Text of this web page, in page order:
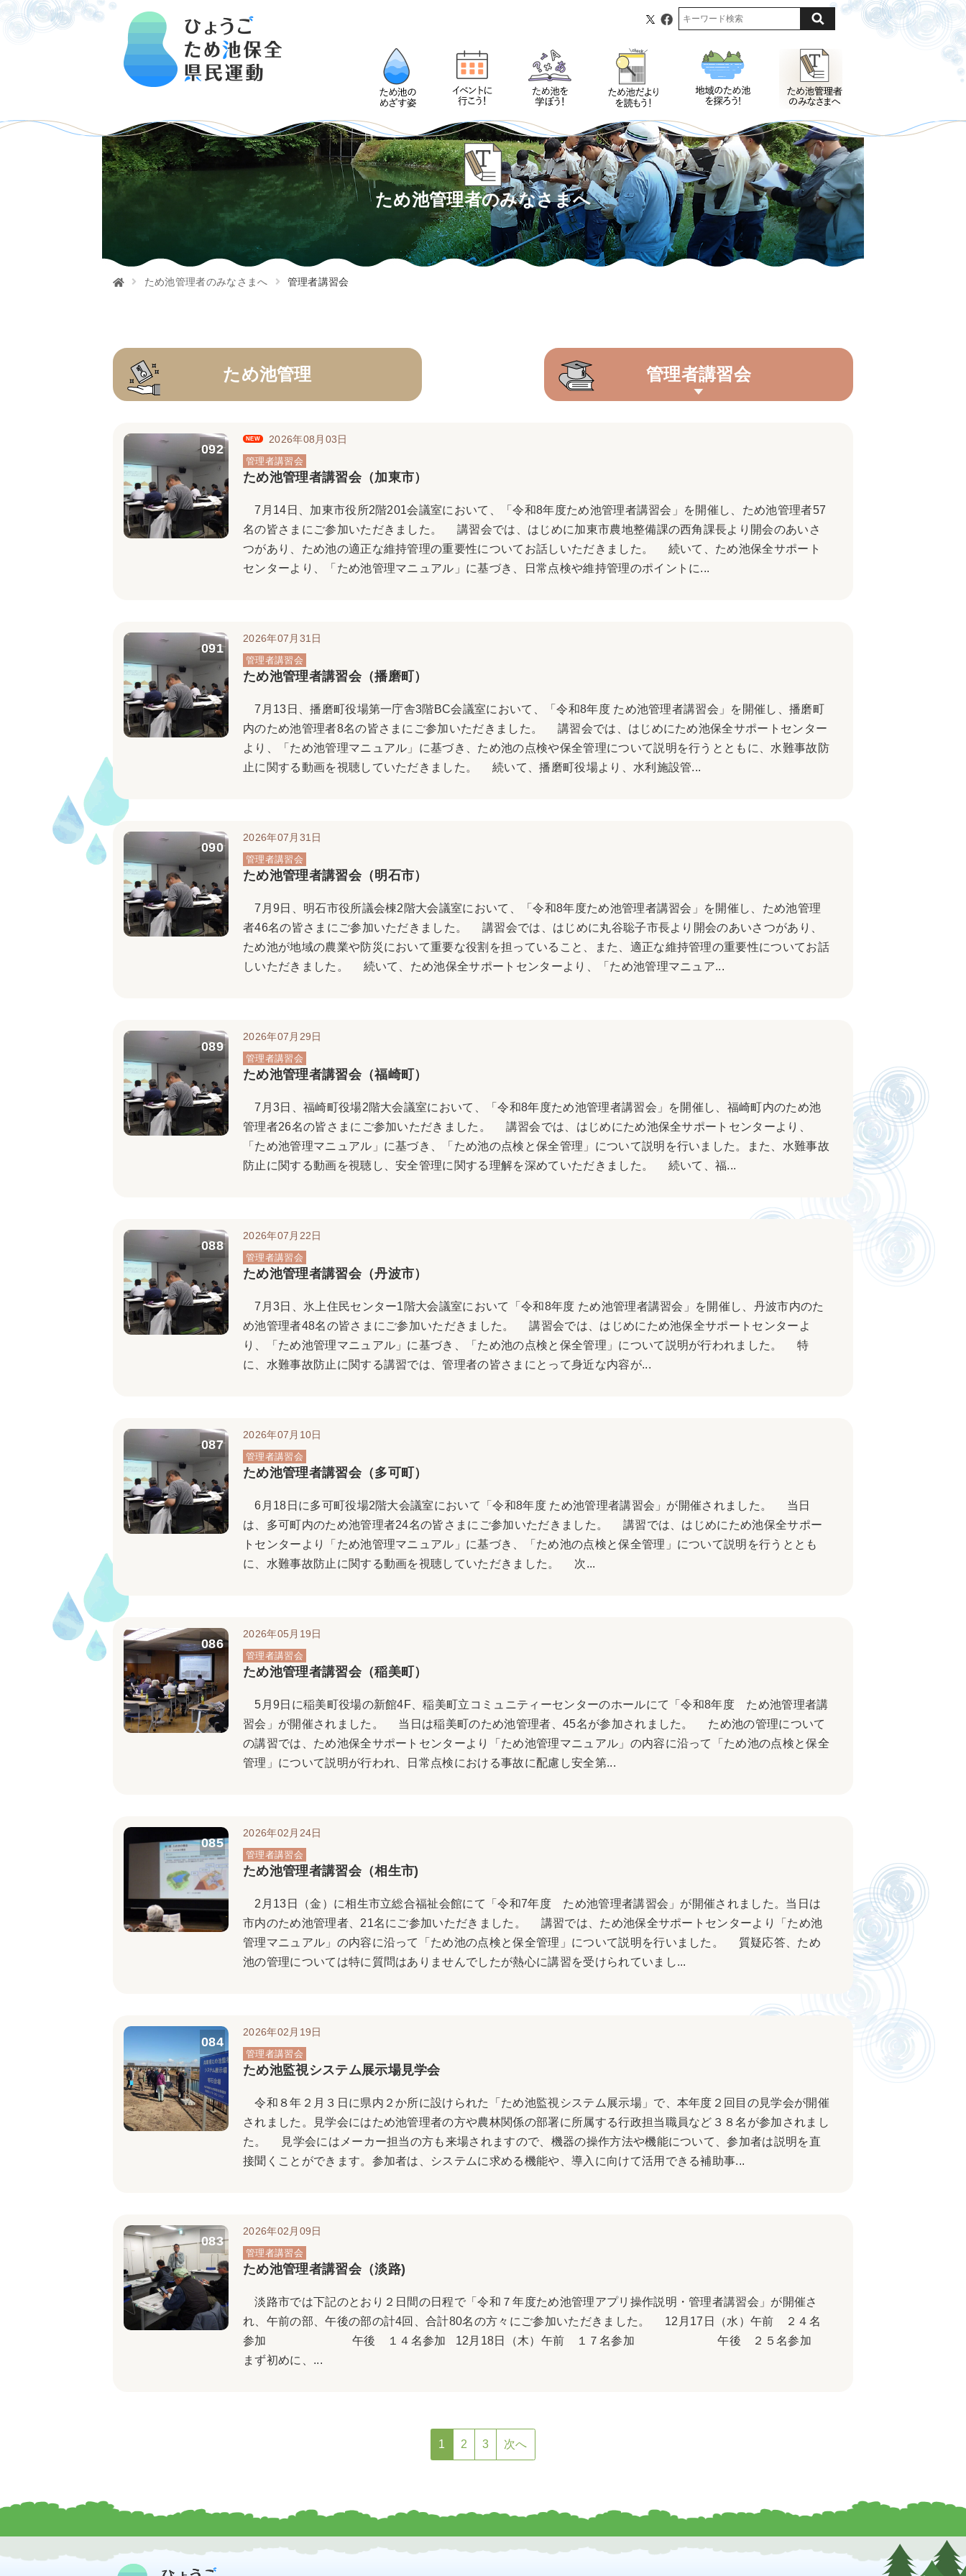
ため池管理者のみなさまへ
ため池管理者のみなさまへ 管理者講習会
ため池管理 管理者講習会
092
NEW 2026年08月03日
ため池管理者講習会（加東市）
7月14日、加東市役所2階201会議室において、「令和8年度ため池管理者講習会」を開催し、ため池管理者57
名の皆さまにご参加いただきました。 講習会では、はじめに加東市農地整備課の西角課長より開会のあいさ
つがあり、ため池の適正な維持管理の重要性についてお話しいただきました。 続いて、ため池保全サポート
センターより、「ため池管理マニュアル」に基づき、日常点検や維持管理のポイントに...
091
2026年07月31日
ため池管理者講習会（播磨町）
7月13日、播磨町役場第一庁舎3階BC会議室において、「令和8年度 ため池管理者講習会」を開催し、播磨町
内のため池管理者8名の皆さまにご参加いただきました。 講習会では、はじめにため池保全サポートセンター
より、「ため池管理マニュアル」に基づき、ため池の点検や保全管理について説明を行うとともに、水難事故防
止に関する動画を視聴していただきました。 続いて、播磨町役場より、水利施設管...
090
2026年07月31日
ため池管理者講習会（明石市）
7月9日、明石市役所議会棟2階大会議室において、「令和8年度ため池管理者講習会」を開催し、ため池管理
者46名の皆さまにご参加いただきました。 講習会では、はじめに丸谷聡子市長より開会のあいさつがあり、
ため池が地域の農業や防災において重要な役割を担っていること、また、適正な維持管理の重要性についてお話
しいただきました。 続いて、ため池保全サポートセンターより、「ため池管理マニュア...
089
2026年07月29日
ため池管理者講習会（福崎町）
7月3日、福崎町役場2階大会議室において、「令和8年度ため池管理者講習会」を開催し、福崎町内のため池
管理者26名の皆さまにご参加いただきました。 講習会では、はじめにため池保全サポートセンターより、
「ため池管理マニュアル」に基づき、「ため池の点検と保全管理」について説明を行いました。また、水難事故
防止に関する動画を視聴し、安全管理に関する理解を深めていただきました。 続いて、福...
088
2026年07月22日
ため池管理者講習会（丹波市）
7月3日、氷上住民センター1階大会議室において「令和8年度 ため池管理者講習会」を開催し、丹波市内のた
め池管理者48名の皆さまにご参加いただきました。 講習会では、はじめにため池保全サポートセンターよ
り、「ため池管理マニュアル」に基づき、「ため池の点検と保全管理」について説明が行われました。 特
に、水難事故防止に関する講習では、管理者の皆さまにとって身近な内容が...
087
2026年07月10日
ため池管理者講習会（多可町）
6月18日に多可町役場2階大会議室において「令和8年度 ため池管理者講習会」が開催されました。 当日
は、多可町内のため池管理者24名の皆さまにご参加いただきました。 講習では、はじめにため池保全サポー
トセンターより「ため池管理マニュアル」に基づき、「ため池の点検と保全管理」について説明を行うととも
に、水難事故防止に関する動画を視聴していただきました。 次...
086
2026年05月19日
ため池管理者講習会（稲美町）
5月9日に稲美町役場の新館4F、稲美町立コミュニティーセンターのホールにて「令和8年度 ため池管理者講
習会」が開催されました。 当日は稲美町のため池管理者、45名が参加されました。 ため池の管理について
の講習では、ため池保全サポートセンターより「ため池管理マニュアル」の内容に沿って「ため池の点検と保全
管理」について説明が行われ、日常点検における事故に配慮し安全第...
085
2026年02月24日
ため池管理者講習会（相生市)
2月13日（金）に相生市立総合福祉会館にて「令和7年度 ため池管理者講習会」が開催されました。当日は
市内のため池管理者、21名にご参加いただきました。 講習では、ため池保全サポートセンターより「ため池
管理マニュアル」の内容に沿って「ため池の点検と保全管理」について説明を行いました。 質疑応答、ため
池の管理については特に質問はありませんでしたが熱心に講習を受けられていまし...
084
2026年02月19日
ため池監視システム展示場見学会
令和８年２月３日に県内２か所に設けられた「ため池監視システム展示場」で、本年度２回目の見学会が開催
されました。見学会にはため池管理者の方や農林関係の部署に所属する行政担当職員など３８名が参加されまし
た。 見学会にはメーカー担当の方も来場されますので、機器の操作方法や機能について、参加者は説明を直
接聞くことができます。参加者は、システムに求める機能や、導入に向けて活用できる補助事...
083
2026年02月09日
ため池管理者講習会（淡路)
淡路市では下記のとおり２日間の日程で「令和７年度ため池管理アプリ操作説明・管理者講習会」が開催さ
れ、午前の部、午後の部の計4回、合計80名の方々にご参加いただきました。 12月17日（水）午前 ２４名
参加 午後 １４名参加 12月18日（木）午前 １７名参加 午後 ２５名参加
まず初めに、...
1 2 3 次へ